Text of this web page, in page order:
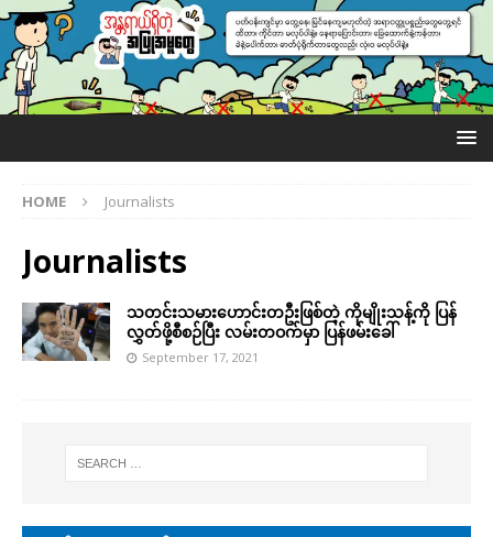
HOME Journalists
Journalists
သတင်းသမားဟောင်းတဦးဖြစ်တဲ့ ကိုမျိုးသန့်ကို ပြန်
လွှတ်ဖို့စီစဉ်ပြီး လမ်းတဝက်မှာ ပြန်ဖမ်းခေါ်
September 17, 2021